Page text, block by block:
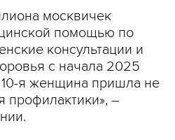
москвичек
помощью по
консультации и
с начала 2025
я женщина пришла не
профилактики», –